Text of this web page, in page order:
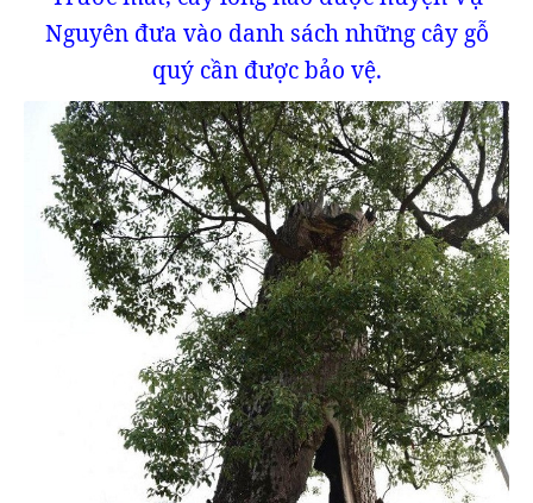
Nguyên đưa vào danh sách những cây gỗ
quý cần được bảo vệ.